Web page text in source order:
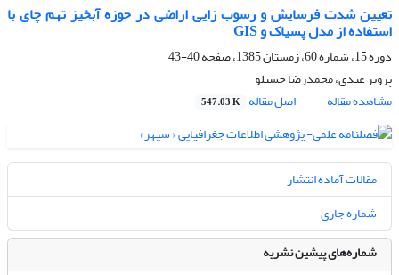
تعیین شدت فرسایش و رسوب زایى اراضى در حوزه آبخیز تهم ‏چاى با
استفاده از مدل پسیاک و GIS
دوره 15، شماره 60، زمستان 1385، صفحه
40-43
پرویز عبدی، محمدرضا حسنلو
مشاهده مقاله
اصل مقاله 547.03 K
مقالات آماده انتشار
شماره جاری
شماره‌های پیشین نشریه